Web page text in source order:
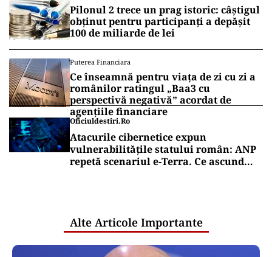
Pilonul 2 trece un prag istoric: câștigul
obținut pentru participanți a depășit
100 de miliarde de lei
Puterea Financiara
Ce înseamnă pentru viața de zi cu zi a
românilor ratingul „Baa3 cu
perspectivă negativă” acordat de
agențiile financiare
Oficiuldestiri.ro
Atacurile cibernetice expun
vulnerabilitățile statului român: ANP
repetă scenariul e‑Terra. Ce ascund
Alte Articole Importante